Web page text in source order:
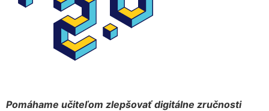
Pomáhame učiteľom zlepšovať digitálne zručnosti